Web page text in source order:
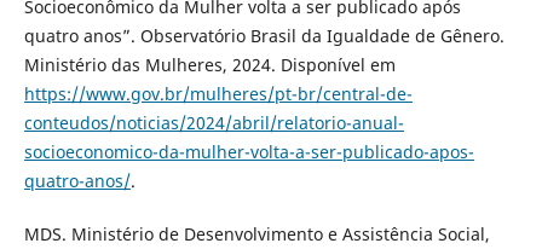
Socioeconômico da Mulher volta a ser publicado após
quatro anos”. Observatório Brasil da Igualdade de Gênero.
Ministério das Mulheres, 2024. Disponível em
https://www.gov.br/mulheres/pt-br/central-de-
conteudos/noticias/2024/abril/relatorio-anual-
socioeconomico-da-mulher-volta-a-ser-publicado-apos-
quatro-anos/.
MDS. Ministério de Desenvolvimento e Assistência Social,